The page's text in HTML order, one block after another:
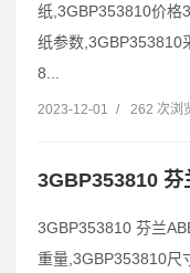
纸,3GBP353810价格
纸参数,3GBP353810
8...
2023-12-01 / 262 次浏
3GBP353810
3GBP353810 芬兰
重量,3GBP353810尺